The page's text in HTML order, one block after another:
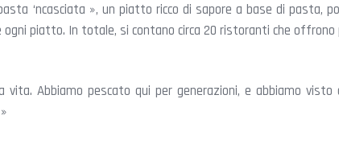
‘ncasciata », un piatto ricco di sapore a base di pasta,
piatto. In totale, si contano circa 20 ristoranti che
Abbiamo pescato qui per generazioni, e abbiamo